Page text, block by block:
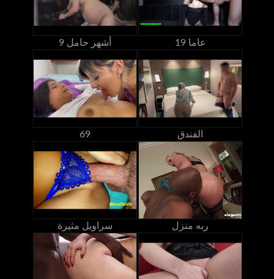
9 أشهر حامل 19 عاما
69 الفندق
سراويل مثيرة ربه منزل